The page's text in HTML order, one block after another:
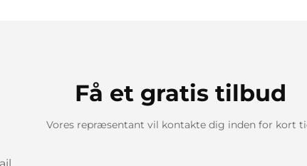
Få et gratis tilbud
Vores repræsentant vil kontakte dig inden for kort